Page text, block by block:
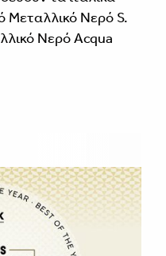
Μεταλλικό Νερό S.
Νερό Acqua